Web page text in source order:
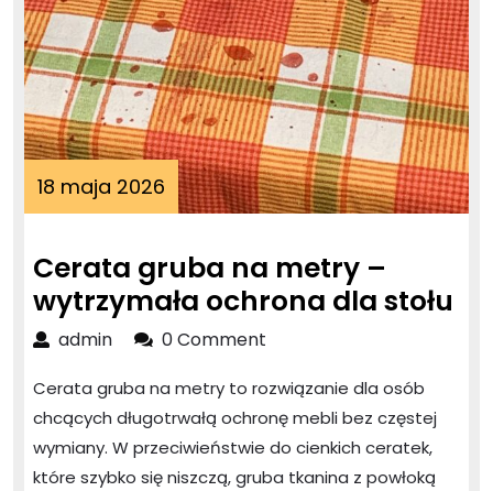
18 maja 2026 18
maja
Cerata gruba na metry –
wytrzymała ochrona dla stołu
adminadmin0 Comment
Cerata gruba na metry to rozwiązanie dla osób
chcących długotrwałą ochronę mebli bez częstej
wymiany. W przeciwieństwie do cienkich ceratek,
które szybko się niszczą, gruba tkanina z powłoką